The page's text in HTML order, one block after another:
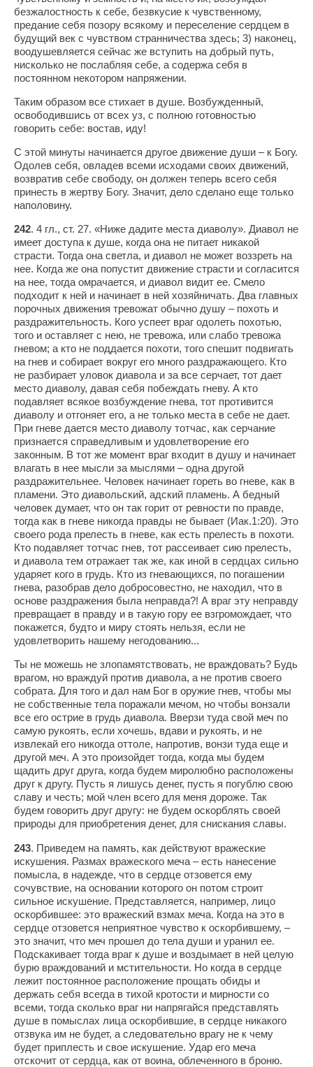
безжалостность к себе, безвкусие к чувственному,
предание себя позору всякому и переселение сердцем в
будущий век с чувством странничества здесь; 3) наконец,
воодушевляется сейчас же вступить на добрый путь,
нисколько не послабляя себе, а содержа себя в
постоянном некотором напряжении.
Таким образом все стихает в душе. Возбужденный,
освободившись от всех уз, с полною готовностью
говорить себе: востав, иду!
С этой минуты начинается другое движение души – к Богу.
Одолев себя, овладев всеми исходами своих движений,
возвратив себе свободу, он должен теперь всего себя
принесть в жертву Богу. Значит, дело сделано еще только
наполовину.
242. 4 гл., ст. 27. «Ниже дадите места диаволу». Диавол не
имеет доступа к душе, когда она не питает никакой
страсти. Тогда она светла, и диавол не может воззреть на
нее. Когда же она попустит движение страсти и согласится
на нее, тогда омрачается, и диавол видит ее. Смело
подходит к ней и начинает в ней хозяйничать. Два главных
порочных движения тревожат обычно душу – похоть и
раздражительность. Кого успеет враг одолеть похотью,
того и оставляет с нею, не тревожа, или слабо тревожа
гневом; а кто не поддается похоти, того спешит подвигать
на гнев и собирает вокруг его много раздражающего. Кто
не разбирает уловок диавола и за все серчает, тот дает
место диаволу, давая себя побеждать гневу. А кто
подавляет всякое возбуждение гнева, тот противится
диаволу и отгоняет его, а не только места в себе не дает.
При гневе дается место диаволу тотчас, как серчание
признается справедливым и удовлетворение его
законным. В тот же момент враг входит в душу и начинает
влагать в нее мысли за мыслями – одна другой
раздражительнее. Человек начинает гореть во гневе, как в
пламени. Это диавольский, адский пламень. А бедный
человек думает, что он так горит от ревности по правде,
тогда как в гневе никогда правды не бывает (Иак.1:20). Это
своего рода прелесть в гневе, как есть прелесть в похоти.
Кто подавляет тотчас гнев, тот рассеивает сию прелесть,
и диавола тем отражает так же, как иной в сердцах сильно
ударяет кого в грудь. Кто из гневающихся, по погашении
гнева, разобрав дело добросовестно, не находил, что в
основе раздражения была неправда?! А враг эту неправду
превращает в правду и в такую гору ее взгромождает, что
покажется, будто и миру стоять нельзя, если не
удовлетворить нашему негодованию...
Ты не можешь не злопамятствовать, не враждовать? Будь
врагом, но враждуй против диавола, а не против своего
собрата. Для того и дал нам Бог в оружие гнев, чтобы мы
не собственные тела поражали мечом, но чтобы вонзали
все его острие в грудь диавола. Вверзи туда свой меч по
самую рукоять, если хочешь, вдави и рукоять, и не
извлекай его никогда оттоле, напротив, вонзи туда еще и
другой меч. А это произойдет тогда, когда мы будем
щадить друг друга, когда будем миролюбно расположены
друг к другу. Пусть я лишусь денег, пусть я погублю свою
славу и честь; мой член всего для меня дороже. Так
будем говорить друг другу: не будем оскорблять своей
природы для приобретения денег, для снискания славы.
243. Приведем на память, как действуют вражеские
искушения. Размах вражеского меча – есть нанесение
помысла, в надежде, что в сердце отзовется ему
сочувствие, на основании которого он потом строит
сильное искушение. Представляется, например, лицо
оскорбившее: это вражеский взмах меча. Когда на это в
сердце отзовется неприятное чувство к оскорбившему, –
это значит, что меч прошел до тела души и уранил ее.
Подскакивает тогда враг к душе и воздымает в ней целую
бурю враждований и мстительности. Но когда в сердце
лежит постоянное расположение прощать обиды и
держать себя всегда в тихой кротости и мирности со
всеми, тогда сколько враг ни напрягайся представлять
душе в помыслах лица оскорбившие, в сердце никакого
отзвука им не будет, а следовательно врагу не к чему
будет приплесть и свое искушение. Удар его меча
отскочит от сердца, как от воина, облеченного в броню.